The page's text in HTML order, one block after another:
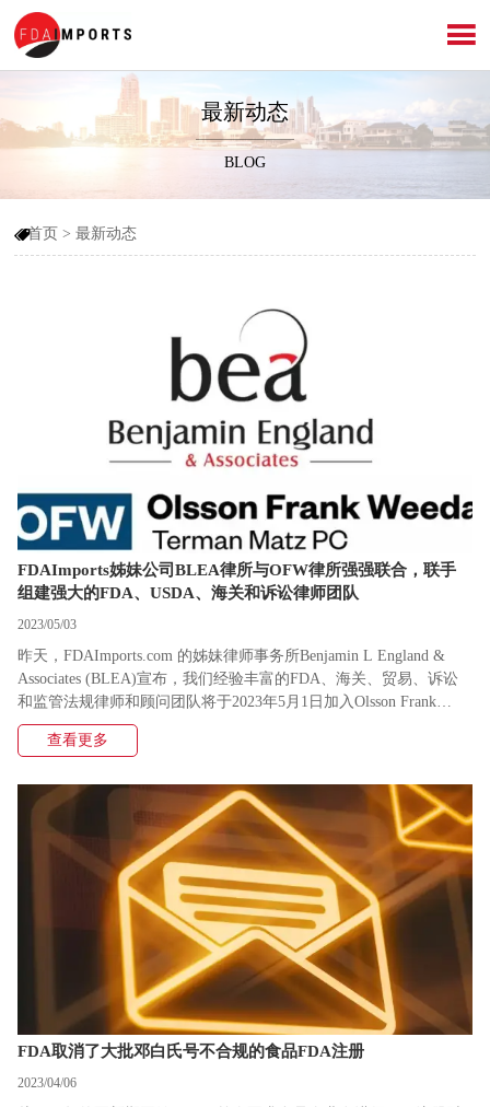

最新动态
BLOG
首页 >最新动态
FDAImports姊妹公司BLEA律所与OFW律所强强联合，联手
组建强大的FDA、USDA、海关和诉讼律师团队
2023/05/03
昨天，FDAImports.com 的姊妹律师事务所Benjamin L England &
Associates (BLEA)宣布，我们经验丰富的FDA、海关、贸易、诉讼
和监管法规律师和顾问团队将于2023年5月1日加入Olsson Frank
Weeda Terman Matz PC (OFW Law)。这两家专注服务于食品、药
品、农业和医疗器械企业的美国公司，即将强强联手，组建一支更
策、科学、革新、技术和消费者偏好方面的复杂问题。
查看更多
FDA取消了大批邓白氏号不合规的食品FDA注册
2023/04/06